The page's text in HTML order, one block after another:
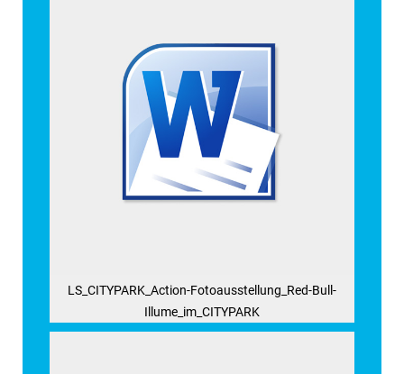
LS_CITYPARK_Action-Fotoausstellung_Red-Bull-
Illume_im_CITYPARK